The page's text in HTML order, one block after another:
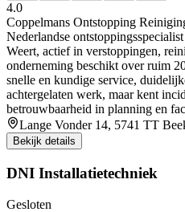
4.0
Coppelmans Ontstopping
Nederlandse
Weert, actief in verstoppingen,
onderneming beschikt over ruim
snelle en kundige service,
achtergelaten werk, maar kent
betrouwbaarheid in planning en
Lange Vonder 14, 5741 TT
Bekijk details
DNI Installatietechniek
Gesloten